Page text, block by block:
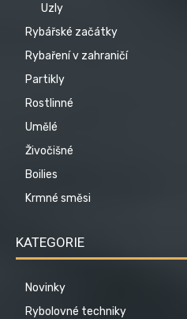
Uzly
Rybářské začátky
Rybaření v zahraničí
Partikly
Rostlinné
Umělé
Živočišné
Boilies
Krmné směsi
KATEGORIE
Novinky
Rybolovné techniky